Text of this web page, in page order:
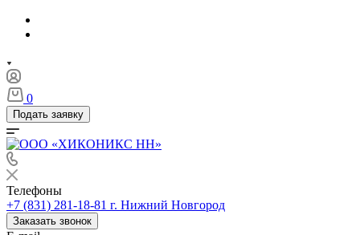
0
Подать заявку
Телефоны
+7 (831) 281-18-81 г. Нижний Новгород
Заказать звонок